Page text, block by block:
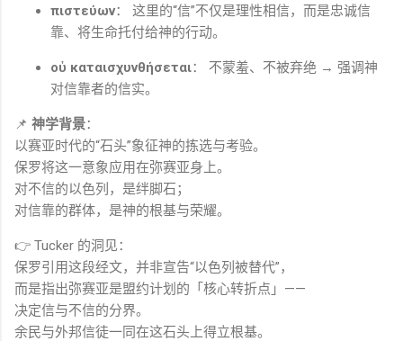
πιστεύων： 这里的“信”不仅是理性相信，而是忠诚信
靠、将生命托付给神的行动。
οὐ καταισχυνθήσεται： 不蒙羞、不被弃绝 → 强调神
对信靠者的信实。
📌 神学背景：
以赛亚时代的“石头”象征神的拣选与考验。
保罗将这一意象应用在弥赛亚身上。
对不信的以色列，是绊脚石；
对信靠的群体，是神的根基与荣耀。
👉 Tucker 的洞见：
保罗引用这段经文，并非宣告“以色列被替代”，
而是指出弥赛亚是盟约计划的「核心转折点」——
决定信与不信的分界。
余民与外邦信徒一同在这石头上得立根基。